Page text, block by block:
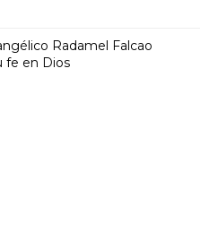
Radamel Falcao
fe en Dios